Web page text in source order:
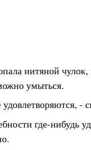
нитяной
умыться.
-
где-нибудь